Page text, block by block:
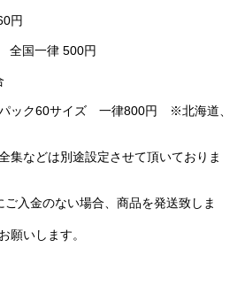
円
全国一律 500円
パック60サイズ 一律800円 ※北海道、
集などは別途設定させて頂いておりま
入金のない場合、商品を発送致しま
願いします。